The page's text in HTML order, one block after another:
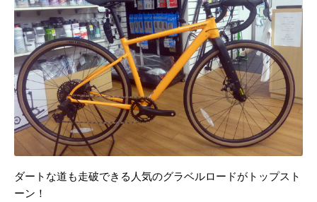
ダートな道も走破できる人気のグラベルロードがトップスト
ーン！